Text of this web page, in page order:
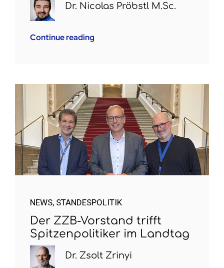
Dr. Nicolas Pröbstl M.Sc.
Continue reading
NEWS, STANDESPOLITIK
Der ZZB-Vorstand trifft
Spitzenpolitiker im Landtag
Dr. Zsolt Zrinyi